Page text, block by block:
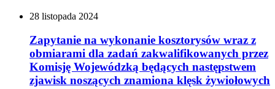
28 listopada 2024
Zapytanie na wykonanie kosztorysów wraz z
obmiarami dla zadań zakwalifikowanych przez
Komisję Wojewódzką będących następstwem
zjawisk noszących znamiona klęsk żywiołowych